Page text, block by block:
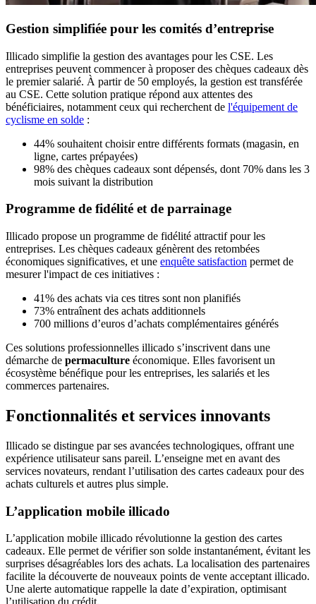
Gestion simplifiée pour les comités d’entreprise
Illicado simplifie la gestion des avantages pour les CSE. Les
entreprises peuvent commencer à proposer des chèques cadeaux dès
le premier salarié. À partir de 50 employés, la gestion est transférée
au CSE. Cette solution pratique répond aux attentes des
bénéficiaires, notamment ceux qui recherchent de l'équipement de
cyclisme en solde :
44% souhaitent choisir entre différents formats (magasin, en
ligne, cartes prépayées)
98% des chèques cadeaux sont dépensés, dont 70% dans les 3
mois suivant la distribution
Programme de fidélité et de parrainage
Illicado propose un programme de fidélité attractif pour les
entreprises. Les chèques cadeaux génèrent des retombées
économiques significatives, et une enquête satisfaction permet de
mesurer l'impact de ces initiatives :
41% des achats via ces titres sont non planifiés
73% entraînent des achats additionnels
700 millions d’euros d’achats complémentaires générés
Ces solutions professionnelles illicado s’inscrivent dans une
démarche de permaculture économique. Elles favorisent un
écosystème bénéfique pour les entreprises, les salariés et les
commerces partenaires.
Fonctionnalités et services innovants
Illicado se distingue par ses avancées technologiques, offrant une
expérience utilisateur sans pareil. L’enseigne met en avant des
services novateurs, rendant l’utilisation des cartes cadeaux pour des
achats culturels et autres plus simple.
L’application mobile illicado
L’application mobile illicado révolutionne la gestion des cartes
cadeaux. Elle permet de vérifier son solde instantanément, évitant les
surprises désagréables lors des achats. La localisation des partenaires
facilite la découverte de nouveaux points de vente acceptant illicado.
Une alerte automatique rappelle la date d’expiration, optimisant